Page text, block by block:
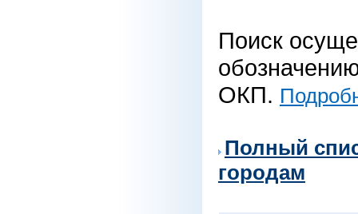
Поиск
ОКП.
Полный
городам